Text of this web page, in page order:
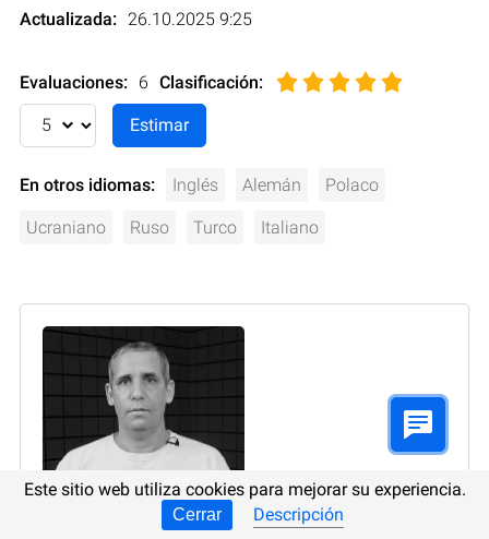
Actualizada: 26.10.2025 9:25
Evaluaciones: 6 Clasificación:
En otros idiomas: Inglés Alemán Polaco
Ucraniano Ruso Turco Italiano
Este sitio web utiliza cookies para mejorar su experiencia.
Cerrar Descripción